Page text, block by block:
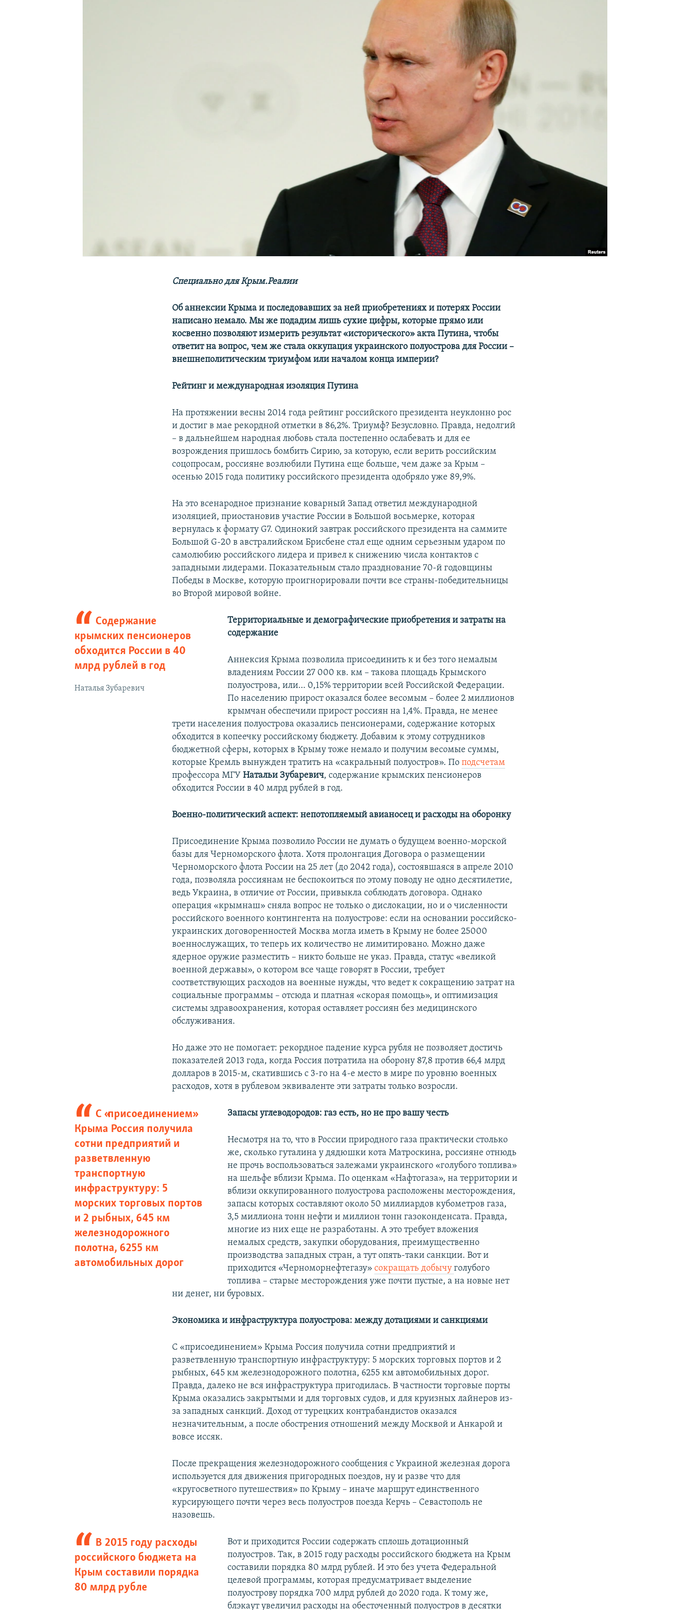
Специально для Крым.Реалии
Об аннексии Крыма и последовавших за ней приобретениях и потерях России
написано немало. Мы же подадим лишь сухие цифры, которые прямо или
косвенно позволяют измерить результат «исторического» акта Путина, чтобы
ответит на вопрос, чем же стала оккупация украинского полуострова для России –
внешнеполитическим триумфом или началом конца империи?
Рейтинг и международная изоляция Путина
На протяжении весны 2014 года рейтинг российского президента неуклонно рос
и достиг в мае рекордной отметки в 86,2%. Триумф? Безусловно. Правда, недолгий
– в дальнейшем народная любовь стала постепенно ослабевать и для ее
возрождения пришлось бомбить Сирию, за которую, если верить российским
соцопросам, россияне возлюбили Путина еще больше, чем даже за Крым –
осенью 2015 года политику российского президента одобряло уже 89,9%.
На это всенародное признание коварный Запад ответил международной
изоляцией, приостановив участие России в Большой восьмерке, которая
вернулась к формату G7. Одинокий завтрак российского президента на саммите
Большой G-20 в австралийском Брисбене стал еще одним серьезным ударом по
самолюбию российского лидера и привел к снижению числа контактов с
западными лидерами. Показательным стало празднование 70-й годовщины
Победы в Москве, которую проигнорировали почти все страны-победительницы
во Второй мировой войне.
Содержание
крымских пенсионеров
обходится России в 40
млрд рублей в год
Наталья Зубаревич
Территориальные и демографические приобретения и затраты на
содержание
Аннексия Крыма позволила присоединить к и без того немалым
владениям России 27 000 кв. км – такова площадь Крымского
полуострова, или… 0,15% территории всей Российской Федерации.
По населению прирост оказался более весомым – более 2 миллионов
крымчан обеспечили прирост россиян на 1,4%. Правда, не менее
трети населения полуострова оказались пенсионерами, содержание которых
обходится в копеечку российскому бюджету. Добавим к этому сотрудников
бюджетной сферы, которых в Крыму тоже немало и получим весомые суммы,
которые Кремль вынужден тратить на «сакральный полуостров». Поподсчетам
профессора МГУНатальи Зубаревич, содержание крымских пенсионеров
обходится России в 40 млрд рублей в год.
Военно-политический аспект: непотопляемый авианосец и расходы на оборонку
Присоединение Крыма позволило России не думать о будущем военно-морской
базы для Черноморского флота. Хотя пролонгация Договора о размещении
Черноморского флота России на 25 лет (до 2042 года), состоявшаяся в апреле 2010
года, позволяла россиянам не беспокоиться по этому поводу не одно десятилетие,
ведь Украина, в отличие от России, привыкла соблюдать договора. Однако
операция «крымнаш» сняла вопрос не только о дислокации, но и о численности
российского военного контингента на полуострове: если на основании российско-
украинских договоренностей Москва могла иметь в Крыму не более 25000
военнослужащих, то теперь их количество не лимитировано. Можно даже
ядерное оружие разместить – никто больше не указ. Правда, статус «великой
военной державы», о котором все чаще говорят в России, требует
соответствующих расходов на военные нужды, что ведет к сокращению затрат на
социальные программы – отсюда и платная «скорая помощь», и оптимизация
системы здравоохранения, которая оставляет россиян без медицинского
обслуживания.
Но даже это не помогает: рекордное падение курса рубля не позволяет достичь
показателей 2013 года, когда Россия потратила на оборону 87,8 против 66,4 млрд
долларов в 2015-м, скатившись с 3-го на 4-е место в мире по уровню военных
расходов, хотя в рублевом эквиваленте эти затраты только возросли.
С «присоединением»
Крыма Россия получила
сотни предприятий и
разветвленную
транспортную
инфраструктуру: 5
морских торговых портов
и 2 рыбных, 645 км
железнодорожного
полотна, 6255 км
автомобильных дорог
Запасы углеводородов: газ есть, но не про вашу честь
Несмотря на то, что в России природного газа практически столько
же, сколько гуталина у дядюшки кота Матроскина, россияне отнюдь
не прочь воспользоваться залежами украинского «голубого топлива»
на шельфе вблизи Крыма. По оценкам «Нафтогаза», на территории и
вблизи оккупированного полуострова расположены месторождения,
запасы которых составляют около 50 миллиардов кубометров газа,
3,5 миллиона тонн нефти и миллион тонн газоконденсата. Правда,
многие из них еще не разработаны. А это требует вложения
немалых средств, закупки оборудования, преимущественно
производства западных стран, а тут опять-таки санкции. Вот и
приходится «Черноморнефтегазу» сокращать добычу голубого
топлива – старые месторождения уже почти пустые, а на новые нет
ни денег, ни буровых.
Экономика и инфраструктура полуострова: между дотациями и санкциями
С «присоединением» Крыма Россия получила сотни предприятий и
разветвленную транспортную инфраструктуру: 5 морских торговых портов и 2
рыбных, 645 км железнодорожного полотна, 6255 км автомобильных дорог.
Правда, далеко не вся инфраструктура пригодилась. В частности торговые порты
Крыма оказались закрытыми и для торговых судов, и для круизных лайнеров из-
за западных санкций. Доход от турецких контрабандистов оказался
незначительным, а после обострения отношений между Москвой и Анкарой и
вовсе иссяк.
После прекращения железнодорожного сообщения с Украиной железная дорога
используется для движения пригородных поездов, ну и разве что для
«кругосветного путешествия» по Крыму – иначе маршрут единственного
курсирующего почти через весь полуостров поезда Керчь – Севастополь не
назовешь.
В 2015 году расходы
российского бюджета на
Крым составили порядка
80 млрд рубле
Вот и приходится России содержать сплошь дотационный
полуостров. Так, в 2015 году расходы российского бюджета на Крым
составили порядка 80 млрд рублей. И это без учета Федеральной
целевой программы, которая предусматривает выделение
полуострову порядка 700 млрд рублей до 2020 года. К тому же,
блэкаут увеличил расходы на обесточенный полуостров в десятки